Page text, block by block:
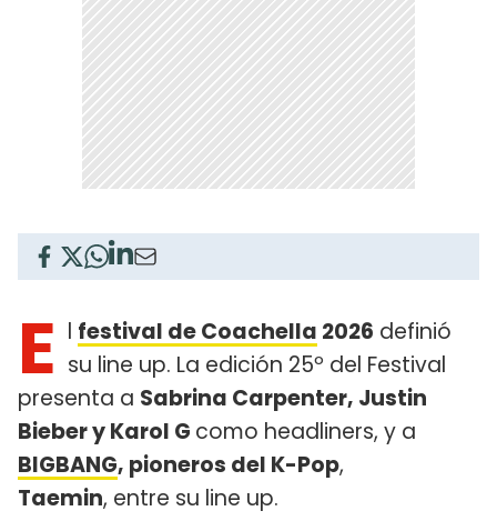
E l festival de Coachella 2026 definió
su line up. La edición 25º del Festival
presenta a Sabrina Carpenter, Justin
Bieber y Karol G como headliners, y a
BIGBANG, pioneros del K-Pop,
Taemin, entre su line up.